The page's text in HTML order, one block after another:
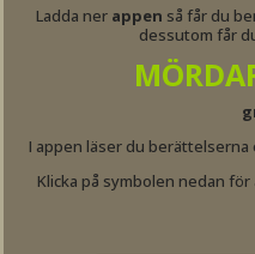
Ladda ner appen så får du
dessutom får
I appen läser du berättelserna
Klicka på symbolen nedan